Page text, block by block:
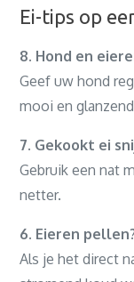
Ei-tips op
8. Hond en
Geef uw hond
mooi en
7. Gekookt ei
Gebruik een nat
netter.
6. Eieren
Als je het direct